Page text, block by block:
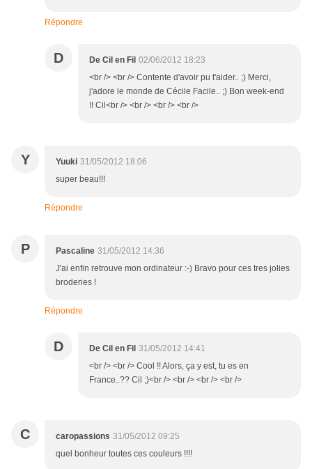
Répondre
D De Cil en Fil 02/06/2012 18:23
<br /> <br /> Contente d'avoir pu t'aider.. ;) Merci,
j'adore le monde de Cécile Facile.. ;) Bon week-end
!! Cil<br /> <br /> <br /> <br />
Y Yuuki 31/05/2012 18:06
super beau!!!
Répondre
P Pascaline 31/05/2012 14:36
J'ai enfin retrouve mon ordinateur :-) Bravo pour ces tres jolies
broderies !
Répondre
D De Cil en Fil 31/05/2012 14:41
<br /> <br /> Cool !! Alors, ça y est, tu es en
France..?? Cil ;)<br /> <br /> <br /> <br />
C caropassions 31/05/2012 09:25
quel bonheur toutes ces couleurs !!!!